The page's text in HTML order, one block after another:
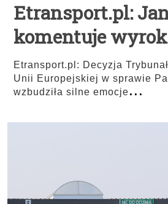
Etransport.pl:
komentuje
Etransport.pl: Decyzja
Unii Europejskiej w sprawie
wzbudziła silne emocje...